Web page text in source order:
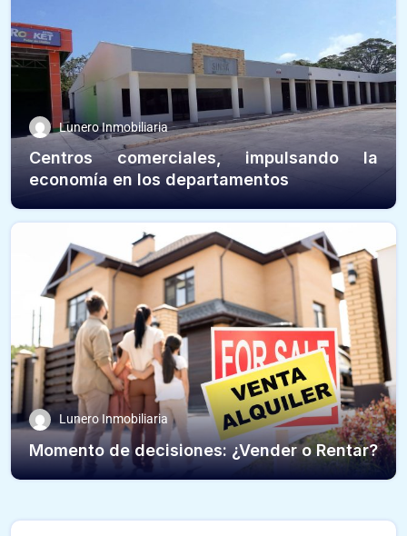
Lunero Inmobiliaria
Centros comerciales, impulsando la
economía en los departamentos
Lunero Inmobiliaria
Momento de decisiones: ¿Vender o Rentar?